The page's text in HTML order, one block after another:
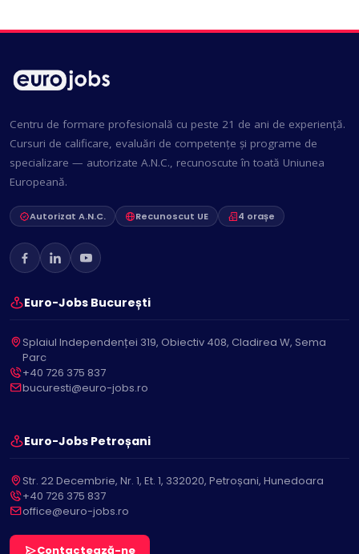
Centru de formare profesională cu peste 21 de ani de experiență.
Cursuri de calificare, evaluări de competențe și programe de
specializare — autorizate A.N.C., recunoscute în toată Uniunea
Europeană.
Autorizat A.N.C. Recunoscut UE 4 orașe
Euro-Jobs București
Splaiul Independenței 319, Obiectiv 408, Cladirea W, Sema
Parc
+40 726 375 837
bucuresti@euro-jobs.ro
Euro-Jobs Petroșani
Str. 22 Decembrie, Nr. 1, Et. 1, 332020, Petroșani, Hunedoara
+40 726 375 837
office@euro-jobs.ro
Contactează-ne